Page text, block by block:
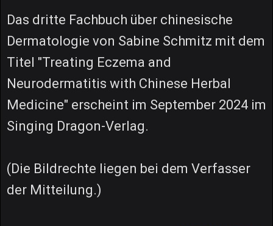
Das dritte Fachbuch über chinesische
Dermatologie von Sabine Schmitz mit dem
Titel "Treating Eczema and
Neurodermatitis with Chinese Herbal
Medicine" erscheint im September 2024 im
Singing Dragon-Verlag.
(Die Bildrechte liegen bei dem Verfasser
der Mitteilung.)